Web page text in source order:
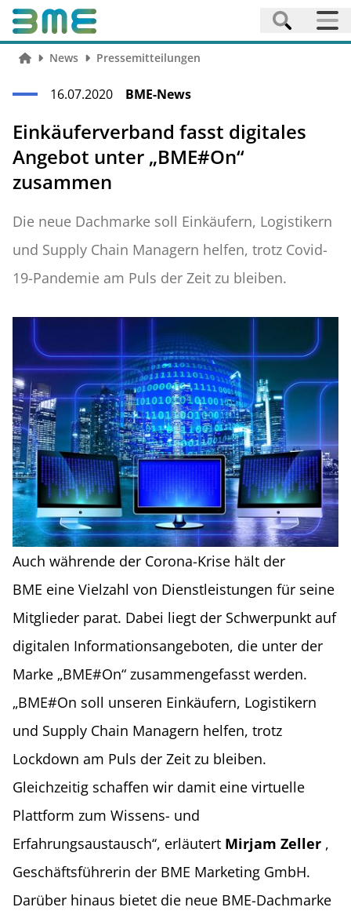
News Pressemitteilungen
16.07.2020 BME-News
Einkäuferverband fasst digitales
Angebot unter „BME#On“
zusammen
Die neue Dachmarke soll Einkäufern, Logistikern
und Supply Chain Managern helfen, trotz Covid-
19-Pandemie am Puls der Zeit zu bleiben.
Auch währende der Corona-Krise hält der
BME eine Vielzahl von Dienstleistungen für seine
Mitglieder parat. Dabei liegt der Schwerpunkt auf
digitalen Informationsangeboten, die unter der
Marke „BME#On“ zusammengefasst werden.
„BME#On soll unseren Einkäufern, Logistikern
und Supply Chain Managern helfen, trotz
Lockdown am Puls der Zeit zu bleiben.
Gleichzeitig schaffen wir damit eine virtuelle
Plattform zum Wissens- und
Erfahrungsaustausch‘‘, erläutert Mirjam Zeller ,
Geschäftsführerin der BME Marketing GmbH.
Darüber hinaus bietet die neue BME-Dachmarke